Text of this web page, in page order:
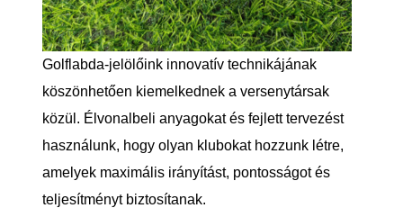
Golflabda-jelölőink innovatív technikájának
köszönhetően kiemelkednek a versenytársak
közül. Élvonalbeli anyagokat és fejlett tervezést
használunk, hogy olyan klubokat hozzunk létre,
amelyek maximális irányítást, pontosságot és
teljesítményt biztosítanak.